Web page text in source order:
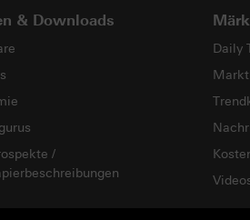
& Downloads
/
Daily